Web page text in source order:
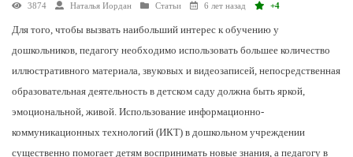
3874 Наталья Иордан Статьи 6 лет назад +4
Для того, чтобы вызвать наибольший интерес к обучению у
дошкольников, педагогу необходимо использовать большее количество
иллюстративного материала, звуковых и видеозаписей, непосредственная
образовательная деятельность в детском саду должна быть яркой,
эмоциональной, живой. Использование информационно-
коммуникационных технологий (ИКТ) в дошкольном учреждении
существенно помогает детям воспринимать новые знания, а педагогу в